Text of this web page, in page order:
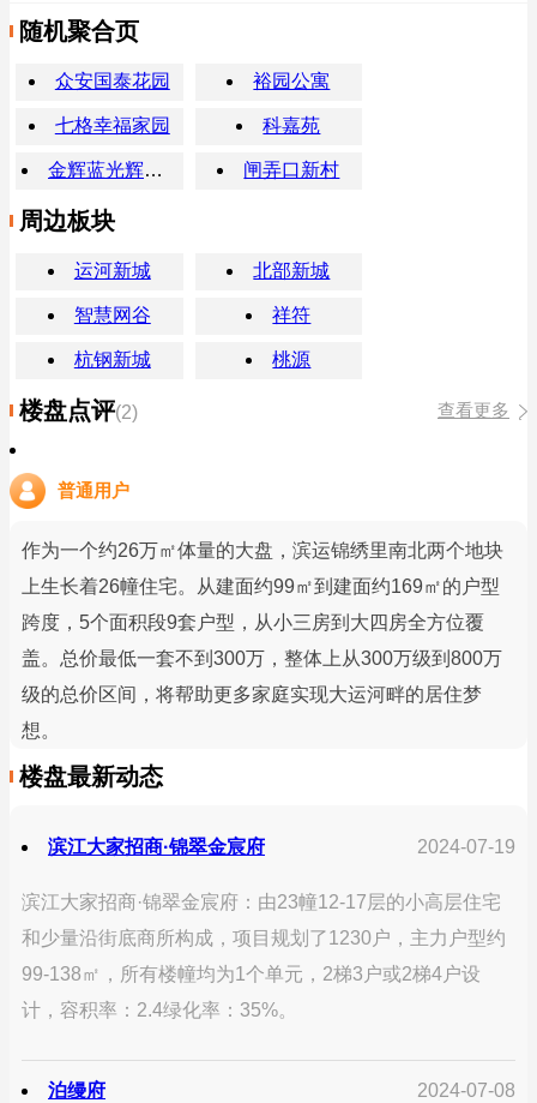
随机聚合页
众安国泰花园 裕园公寓
七格幸福家园 科嘉苑
金辉蓝光辉逸云筑 闸弄口新村
周边板块
运河新城 北部新城
智慧网谷 祥符
杭钢新城 桃源
楼盘点评(2) 查看更多
普通用户
作为一个约26万㎡体量的大盘，滨运锦绣里南北两个地块
上生长着26幢住宅。从建面约99㎡到建面约169㎡的户型
跨度，5个面积段9套户型，从小三房到大四房全方位覆
盖。总价最低一套不到300万，整体上从300万级到800万
级的总价区间，将帮助更多家庭实现大运河畔的居住梦
想。
楼盘最新动态
滨江大家招商·锦翠金宸府 2024-07-19
滨江大家招商·锦翠金宸府：由23幢12-17层的小高层住宅
和少量沿街底商所构成，项目规划了1230户，主力户型约
99-138㎡，所有楼幢均为1个单元，2梯3户或2梯4户设
计，容积率：2.4绿化率：35%。
泊缦府 2024-07-08